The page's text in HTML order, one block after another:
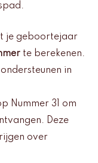
je geboortejaar
te berekenen.
in
Nummer 31 om
Deze
over